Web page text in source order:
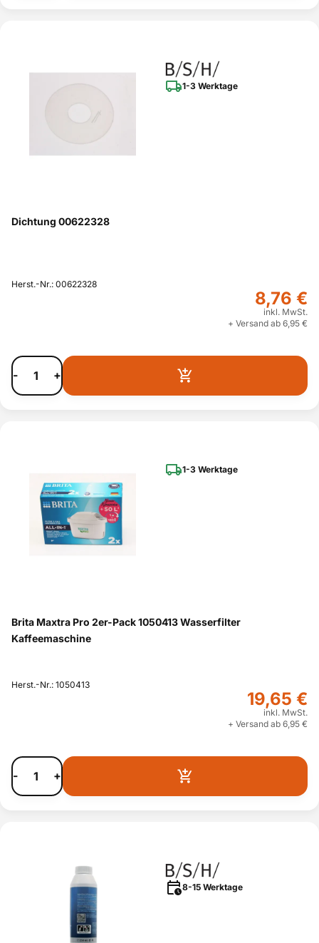
1-3 Werktage
Dichtung 00622328
Herst.-Nr.: 00622328
8,76 €
inkl. MwSt.
+ Versand ab 6,95 €
- +
1-3 Werktage
Brita Maxtra Pro 2er-Pack 1050413 Wasserfilter
Kaffeemaschine
Herst.-Nr.: 1050413
19,65 €
inkl. MwSt.
+ Versand ab 6,95 €
- +
8-15 Werktage